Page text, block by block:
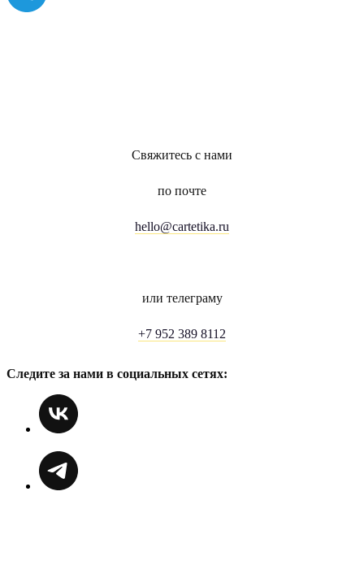
Свяжитесь с нами
по почте
hello@cartetika.ru
или телеграму
+7 952 389 8112
Следите за нами в социальных сетях: